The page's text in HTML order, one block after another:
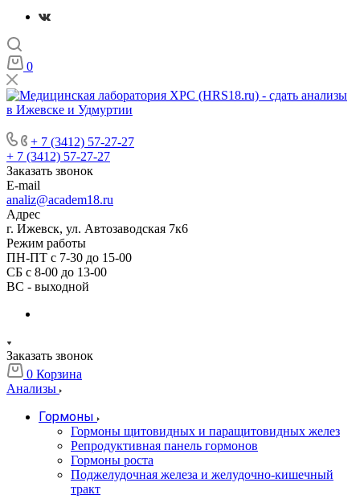
0
+ 7 (3412) 57-27-27
+ 7 (3412) 57-27-27
Заказать звонок
E-mail
analiz@academ18.ru
Адрес
г. Ижевск, ул. Автозаводская 7к6
Режим работы
ПН-ПТ с 7-30 до 15-00
СБ с 8-00 до 13-00
ВС - выходной
Заказать звонок
0 Корзина
Анализы
Гормоны
Гормоны щитовидных и паращитовидных желез
Репродуктивная панель гормонов
Гормоны роста
Поджелудочная железа и желудочно-кишечный
тракт